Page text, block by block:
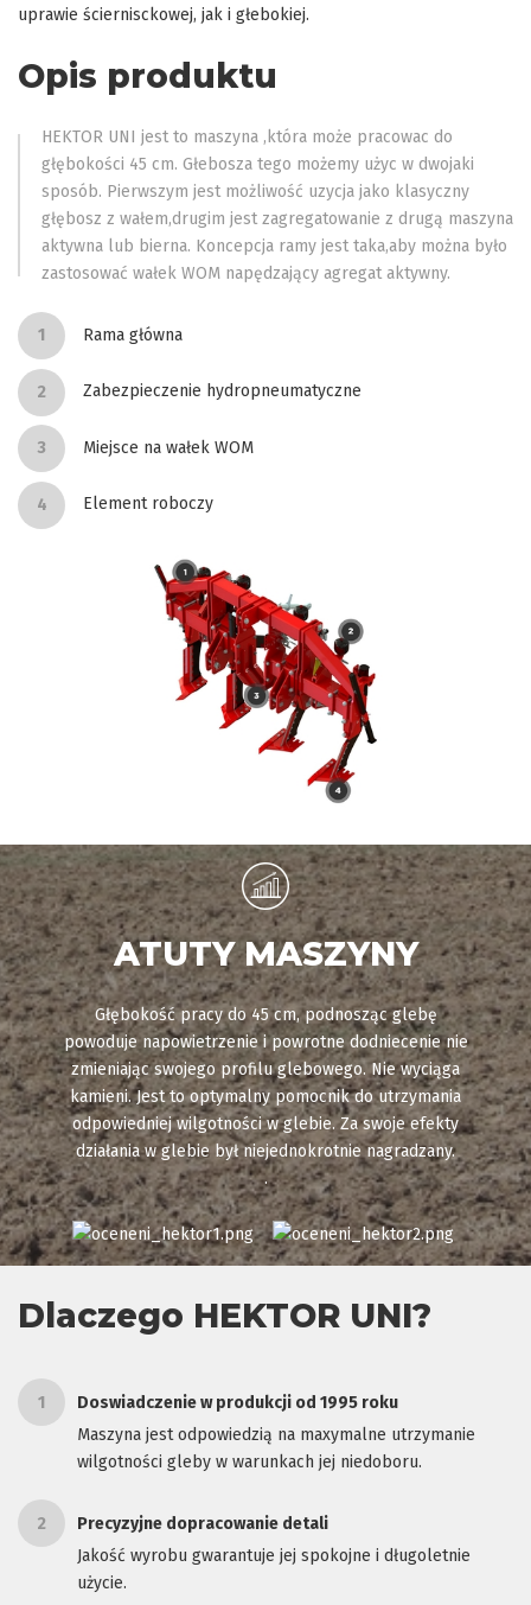
uprawie ściernisckowej, jak i głebokiej.
Opis produktu
HEKTOR UNI jest to maszyna ,która może pracowac do
głębokości 45 cm. Głebosza tego możemy użyc w dwojaki
sposób. Pierwszym jest możliwość uzycja jako klasyczny
głębosz z wałem,drugim jest zagregatowanie z drugą maszyna
aktywna lub bierna. Koncepcja ramy jest taka,aby można było
zastosować wałek WOM napędzający agregat aktywny.
Rama główna
Zabezpieczenie hydropneumatyczne
Miejsce na wałek WOM
Element roboczy
ATUTY MASZYNY
Głębokość pracy do 45 cm, podnosząc glebę
powoduje napowietrzenie i powrotne dodniecenie nie
zmieniając swojego profilu glebowego. Nie wyciąga
kamieni. Jest to optymalny pomocnik do utrzymania
odpowiedniej wilgotności w glebie. Za swoje efekty
działania w glebie był niejednokrotnie nagradzany.
.
Dlaczego HEKTOR UNI?
1
Doswiadczenie w produkcji od 1995 roku
Maszyna jest odpowiedzią na maxymalne utrzymanie
wilgotności gleby w warunkach jej niedoboru.
2
Precyzyjne dopracowanie detali
Jakość wyrobu gwarantuje jej spokojne i długoletnie
użycie.